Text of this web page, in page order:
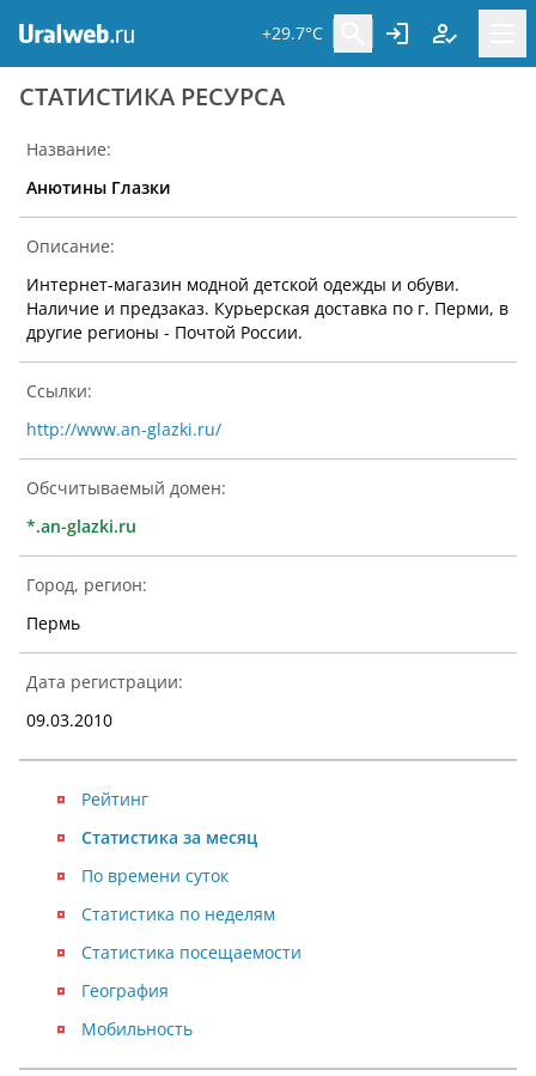
+29.7°C
CТАТИСТИКА РЕСУРСА
Название:
Анютины Глазки
Описание:
Интернет-магазин модной детской одежды и обуви.
Наличие и предзаказ. Курьерская доставка по г. Перми, в
другие регионы - Почтой России.
Ссылки:
http://www.an-glazki.ru/
Обсчитываемый домен:
*.an-glazki.ru
Город, регион:
Пермь
Дата регистрации:
09.03.2010
Рейтинг
Статистика посещаемости
Статистика за месяц
География
По времени суток
Мобильность
Статистика по неделям